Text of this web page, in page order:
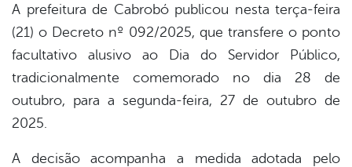
A prefeitura de Cabrobó publicou nesta terça-feira
(21) o Decreto nº 092/2025, que transfere o ponto
facultativo alusivo ao Dia do Servidor Público,
tradicionalmente comemorado no dia 28 de
outubro, para a segunda-feira, 27 de outubro de
2025.
A decisão acompanha a medida adotada pelo